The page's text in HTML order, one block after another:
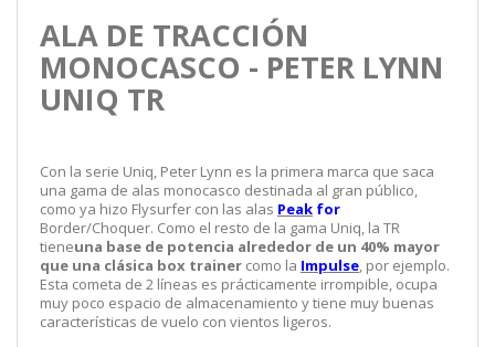
ALA DE TRACCIÓN
MONOCASCO - PETER LYNN
UNIQ TR
Con la serie Uniq, Peter Lynn es la primera marca que saca
una gama de alas monocasco destinada al gran público,
como ya hizo Flysurfer con las alas Peak for
Border/Choquer. Como el resto de la gama Uniq, la TR
tieneuna base de potencia alrededor de un 40% mayor
que una clásica box trainer como la Impulse, por ejemplo.
Esta cometa de 2 líneas es prácticamente irrompible, ocupa
muy poco espacio de almacenamiento y tiene muy buenas
características de vuelo con vientos ligeros.